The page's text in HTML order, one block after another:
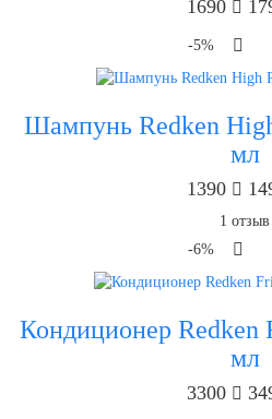
1690
-5%
Шампунь Redken
мл
1390
1 отзыв
-6%
Кондиционер Redken
мл
3300